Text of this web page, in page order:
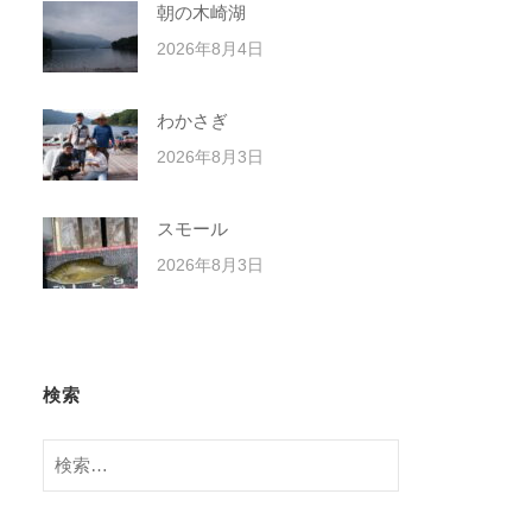
朝の木崎湖
2026年8月4日
わかさぎ
2026年8月3日
スモール
2026年8月3日
検索
検
索: